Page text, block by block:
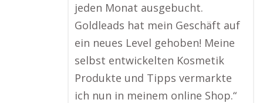
jeden Monat ausgebucht.
Goldleads hat mein Geschäft auf
ein neues Level gehoben! Meine
selbst entwickelten Kosmetik
Produkte und Tipps vermarkte
ich nun in meinem online Shop.“